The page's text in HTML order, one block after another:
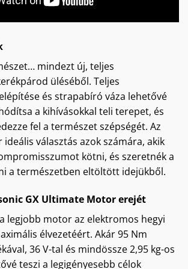
mindezt új, teljes
üléséből. Teljes
és strapabíró váza lehetővé
a kihívásokkal teli terepet, és
fel a természet szépségét. Az
ideális választás azok számára, akik
kötni, és szeretnék a
a természetben eltöltött idejükből.
GX Ultimate Motor erejét
legjobb motor az elektromos hegyi
élvezetéért. Akár 95 Nm
36 V-tal és mindössze 2,95 kg-os
teszi a legigényesebb célok